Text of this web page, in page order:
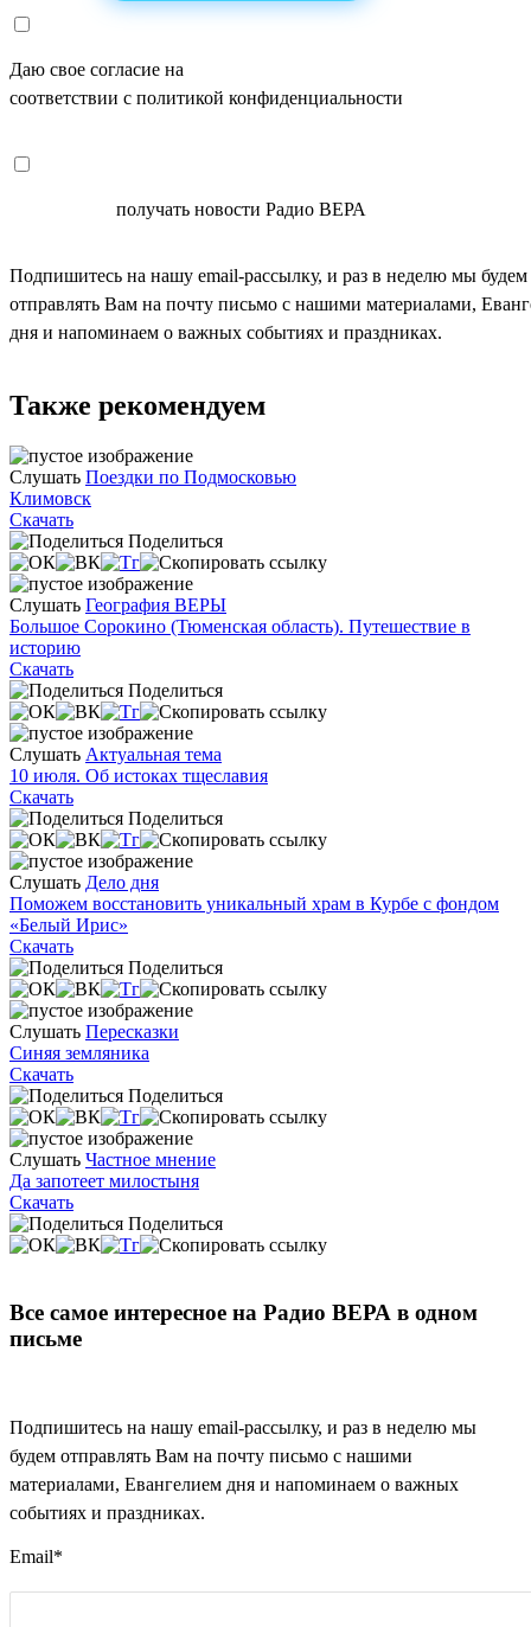
Даю свое согласие на
соответствии с политикой конфиденциальности
получать новости Радио ВЕРА
Подпишитесь на нашу email-рассылку, и раз в неделю мы будем
отправлять Вам на почту письмо с нашими материалами,
дня и напоминаем о важных событиях и праздниках.
Также рекомендуем
Слушать Поездки по Подмосковью
Климовск
Скачать
Поделиться
Слушать География ВЕРЫ
Большое Сорокино (Тюменская область). Путешествие в
историю
Скачать
Поделиться
Слушать Актуальная тема
10 июля. Об истоках тщеславия
Скачать
Поделиться
Слушать Дело дня
Поможем восстановить уникальный храм в Курбе с фондом
«Белый Ирис»
Скачать
Поделиться
Слушать Пересказки
Синяя земляника
Скачать
Поделиться
Слушать Частное мнение
Да запотеет милостыня
Скачать
Поделиться
Все самое интересное на Радио ВЕРА в одном
письме
Подпишитесь на нашу email-рассылку, и раз в неделю мы
будем отправлять Вам на почту письмо с нашими
материалами, Евангелием дня и напоминаем о важных
событиях и праздниках.
Email*